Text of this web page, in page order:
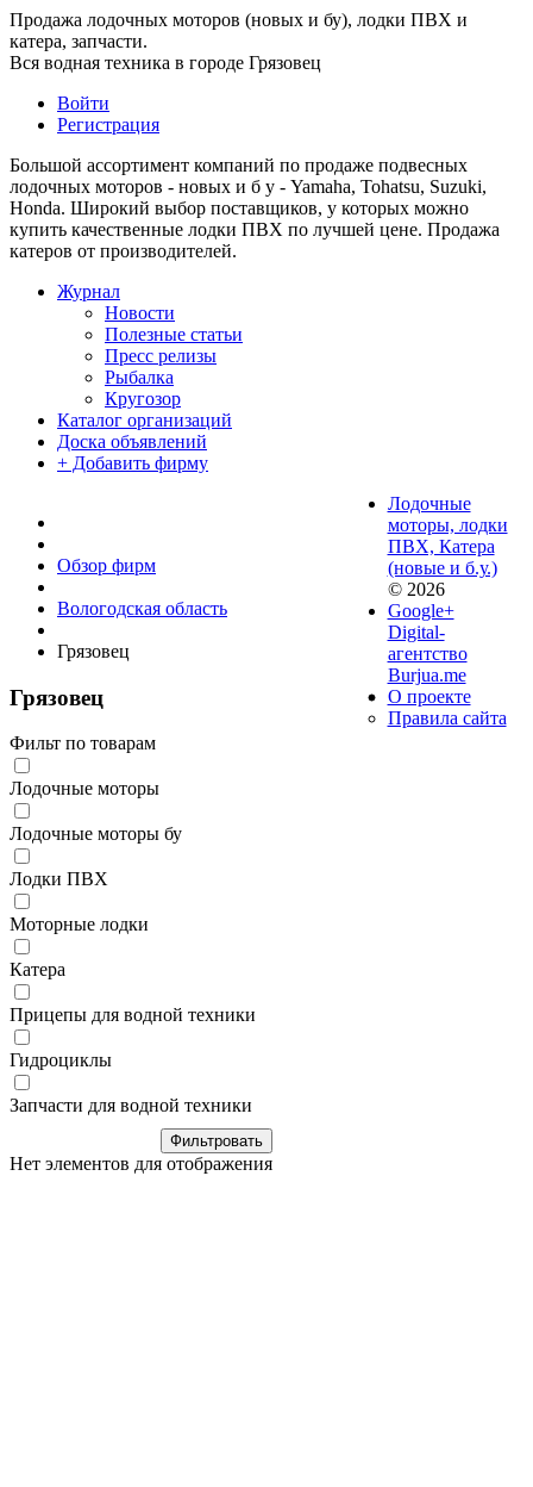
Продажа лодочных моторов (новых и бу), лодки ПВХ и
катера, запчасти.
Вся водная техника в городе Грязовец
Войти
Регистрация
Большой ассортимент компаний по продаже подвесных
лодочных моторов - новых и б у - Yamaha, Tohatsu, Suzuki,
Honda. Широкий выбор поставщиков, у которых можно
купить качественные лодки ПВХ по лучшей цене. Продажа
катеров от производителей.
Журнал
Новости
Полезные статьи
Пресс релизы
Рыбалка
Кругозор
Каталог организаций
Доска объявлений
+ Добавить фирму
Обзор фирм
Вологодская область
Грязовец
Грязовец
Фильт по товарам
Лодочные моторы
Лодочные моторы бу
Лодки ПВХ
Моторные лодки
Катера
Прицепы для водной техники
Гидроциклы
Запчасти для водной техники
Нет элементов для отображения
Лодочные
моторы, лодки
ПВХ, Катера
(новые и б.у.)
© 2026
Google+
Digital-
агентство
Burjua.me
О проекте
Правила сайта